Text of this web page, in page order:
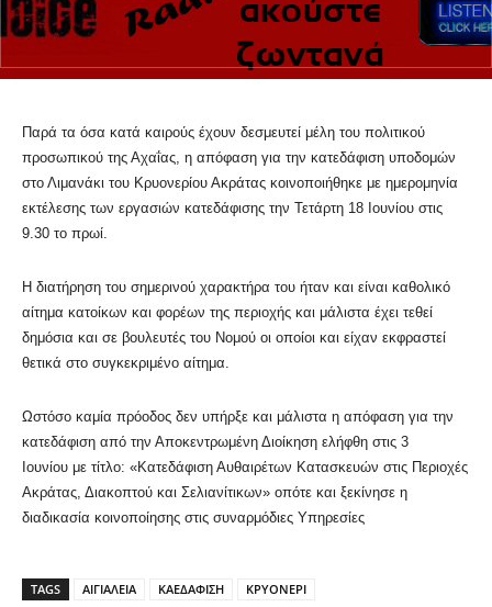
Παρά τα όσα κατά καιρούς έχουν δεσμευτεί μέλη του πολιτικού
προσωπικού της Αχαΐας, η απόφαση για την κατεδάφιση υποδομών
στο Λιμανάκι του Κρυονερίου Ακράτας κοινοποιήθηκε με ημερομηνία
εκτέλεσης των εργασιών κατεδάφισης την Τετάρτη 18 Ιουνίου στις
9.30 το πρωί.
Η διατήρηση του σημερινού χαρακτήρα του ήταν και είναι καθολικό
αίτημα κατοίκων και φορέων της περιοχής και μάλιστα έχει τεθεί
δημόσια και σε βουλευτές του Νομού οι οποίοι και είχαν εκφραστεί
θετικά στο συγκεκριμένο αίτημα.
Ωστόσο καμία πρόοδος δεν υπήρξε και μάλιστα η απόφαση για την
κατεδάφιση από την Αποκεντρωμένη Διοίκηση ελήφθη στις 3
Ιουνίου με τίτλο: «Κατεδάφιση Αυθαιρέτων Κατασκευών στις Περιοχές
Ακράτας, Διακοπτού και Σελιανίτικων» οπότε και ξεκίνησε η
διαδικασία κοινοποίησης στις συναρμόδιες Υπηρεσίες
TAGS ΑΙΓΙΑΛΕΙΑ ΚΑΕΔΑΦΙΣΗ ΚΡΥΟΝΕΡΙ